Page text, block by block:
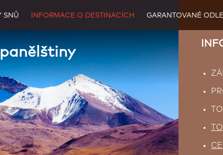
SNŮ INFORMACE O DESTINACÍCH GARANTOVANÉ